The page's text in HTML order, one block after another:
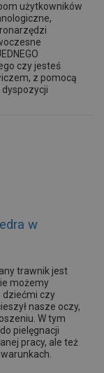
użytkowników
czy jesteś
z pomocą
dyspozycji
w
trawnik jest
możemy
dziećmi czy
nasze oczy,
W tym
pielęgnacji
pracy, ale też